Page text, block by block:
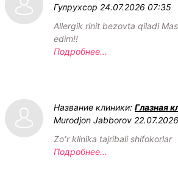
Гулрухсор 24.07.2026 07:35
Allergik rinit bezovta qiladi
edim!!
Подробнее...
Название клиники: Глазная
Murodjon Jabborov
Zoʻr klinika tajribali shifokorlar
Подробнее...